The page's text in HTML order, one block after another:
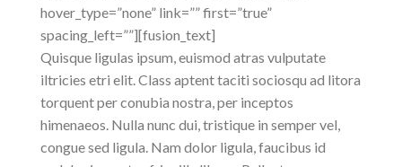
hover_type=”none” link=”” first=”true”
spacing_left=””][fusion_text]
Quisque ligulas ipsum, euismod atras vulputate
iltricies etri elit. Class aptent taciti sociosqu ad litora
torquent per conubia nostra, per inceptos
himenaeos. Nulla nunc dui, tristique in semper vel,
congue sed ligula. Nam dolor ligula, faucibus id